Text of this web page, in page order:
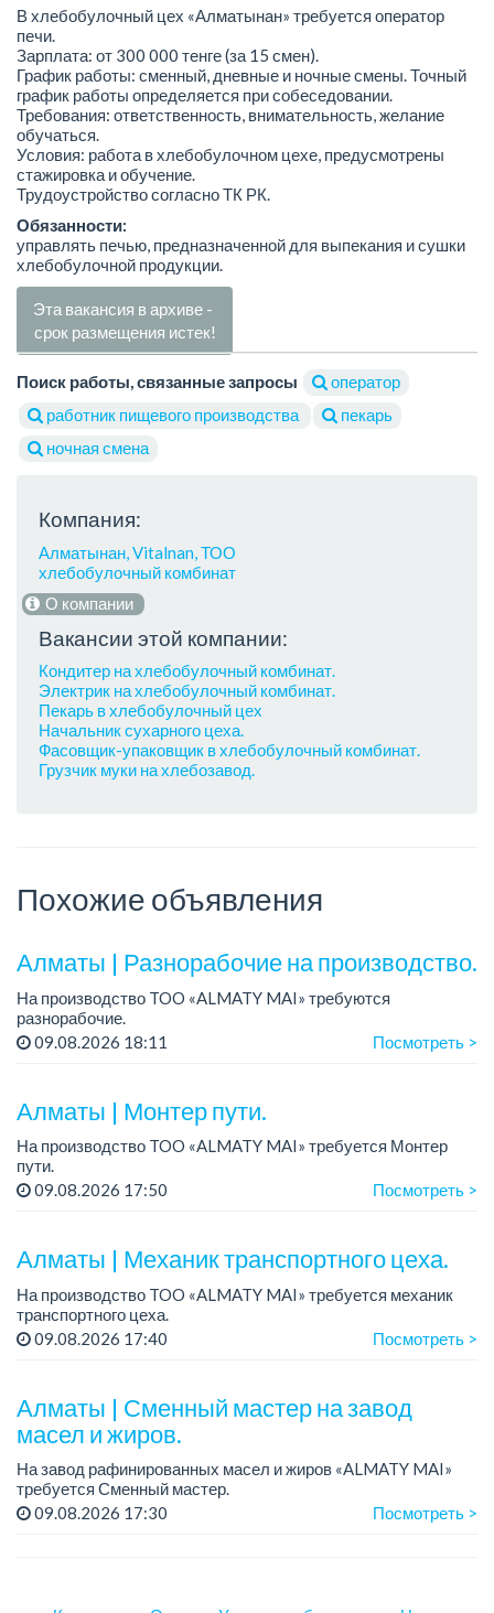
В хлебобулочный цех «Алматынан» требуется оператор
печи.
Зарплата: от 300 000 тенге (за 15 смен).
График работы: сменный, дневные и ночные смены. Точный
график работы определяется при собеседовании.
Требования: ответственность, внимательность, желание
обучаться.
Условия: работа в хлебобулочном цехе, предусмотрены
стажировка и обучение.
Трудоустройство согласно ТК РК.
Обязанности:
управлять печью, предназначенной для выпекания и сушки
хлебобулочной продукции.
Эта вакансия в архиве -
срок размещения истек!
Поиск работы, связанные запросы
оператор
работник пищевого производства
пекарь
ночная смена
Компания:
Алматынан, Vitalnan, ТОО
хлебобулочный комбинат
О компании
Вакансии этой компании:
Кондитер на хлебобулочный комбинат.
Электрик на хлебобулочный комбинат.
Пекарь в хлебобулочный цех
Начальник сухарного цеха.
Фасовщик-упаковщик в хлебобулочный комбинат.
Грузчик муки на хлебозавод.
Похожие объявления
Алматы | Разнорабочие на производство.
На производство TOO «ALMATY MAI» требуются
разнорабочие.
Зарплата: от 250 000 до 300 000 тенге на руки.
09.08.2026 18:11 Посмотреть >
Алматы | Монтер пути.
На производство TOO «ALMATY MAI» требуется Монтер
пути.
Зарплата: 322 000 тенге.
образование...
09.08.2026 17:50 Посмотреть >
Алматы | Механик транспортного цеха.
На производство TOO «ALMATY MAI» требуется механик
транспортного цеха.
Зарплата: до 380 000 тенге на руки.
09.08.2026 17:40 Посмотреть >
Алматы | Сменный мастер на завод
масел и жиров.
На завод рафинированных масел и жиров «ALMATY MAI»
требуется Сменный мастер.
Зарплата: 423 000 тенге.
График работы: сменный, 2/2, с 08.00 до 20.00 и с 20.00 до
09.08.2026 17:30 Посмотреть >